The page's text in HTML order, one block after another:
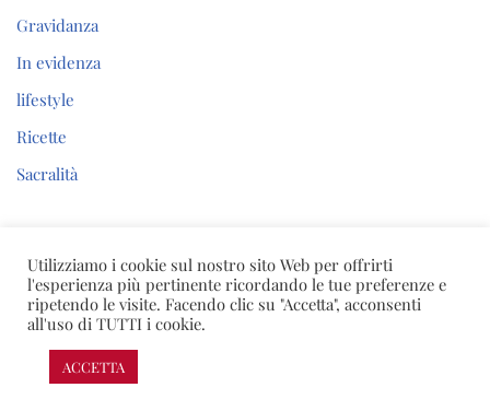
Gravidanza
In evidenza
lifestyle
Ricette
Sacralità
Nicoletta Barra – Body & Soul Mentor
P.IVA 03023390648 |Leggi l’informativa sulla privacy e
sull’utilizzo dei cookies
Utilizziamo i cookie sul nostro sito Web per offrirti
l'esperienza più pertinente ricordando le tue preferenze e
ripetendo le visite. Facendo clic su "Accetta", acconsenti
all'uso di TUTTI i cookie.
ACCETTA